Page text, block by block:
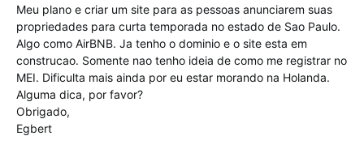
Meu plano e criar um site para as pessoas anunciarem suas
propriedades para curta temporada no estado de Sao Paulo.
Algo como AirBNB. Ja tenho o dominio e o site esta em
construcao. Somente nao tenho ideia de como me registrar no
MEI. Dificulta mais ainda por eu estar morando na Holanda.
Alguma dica, por favor?
Obrigado,
Egbert